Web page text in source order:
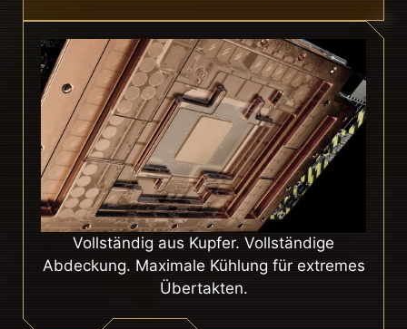
Vollständig aus Kupfer. Vollständige
Abdeckung. Maximale Kühlung für extremes
Übertakten.